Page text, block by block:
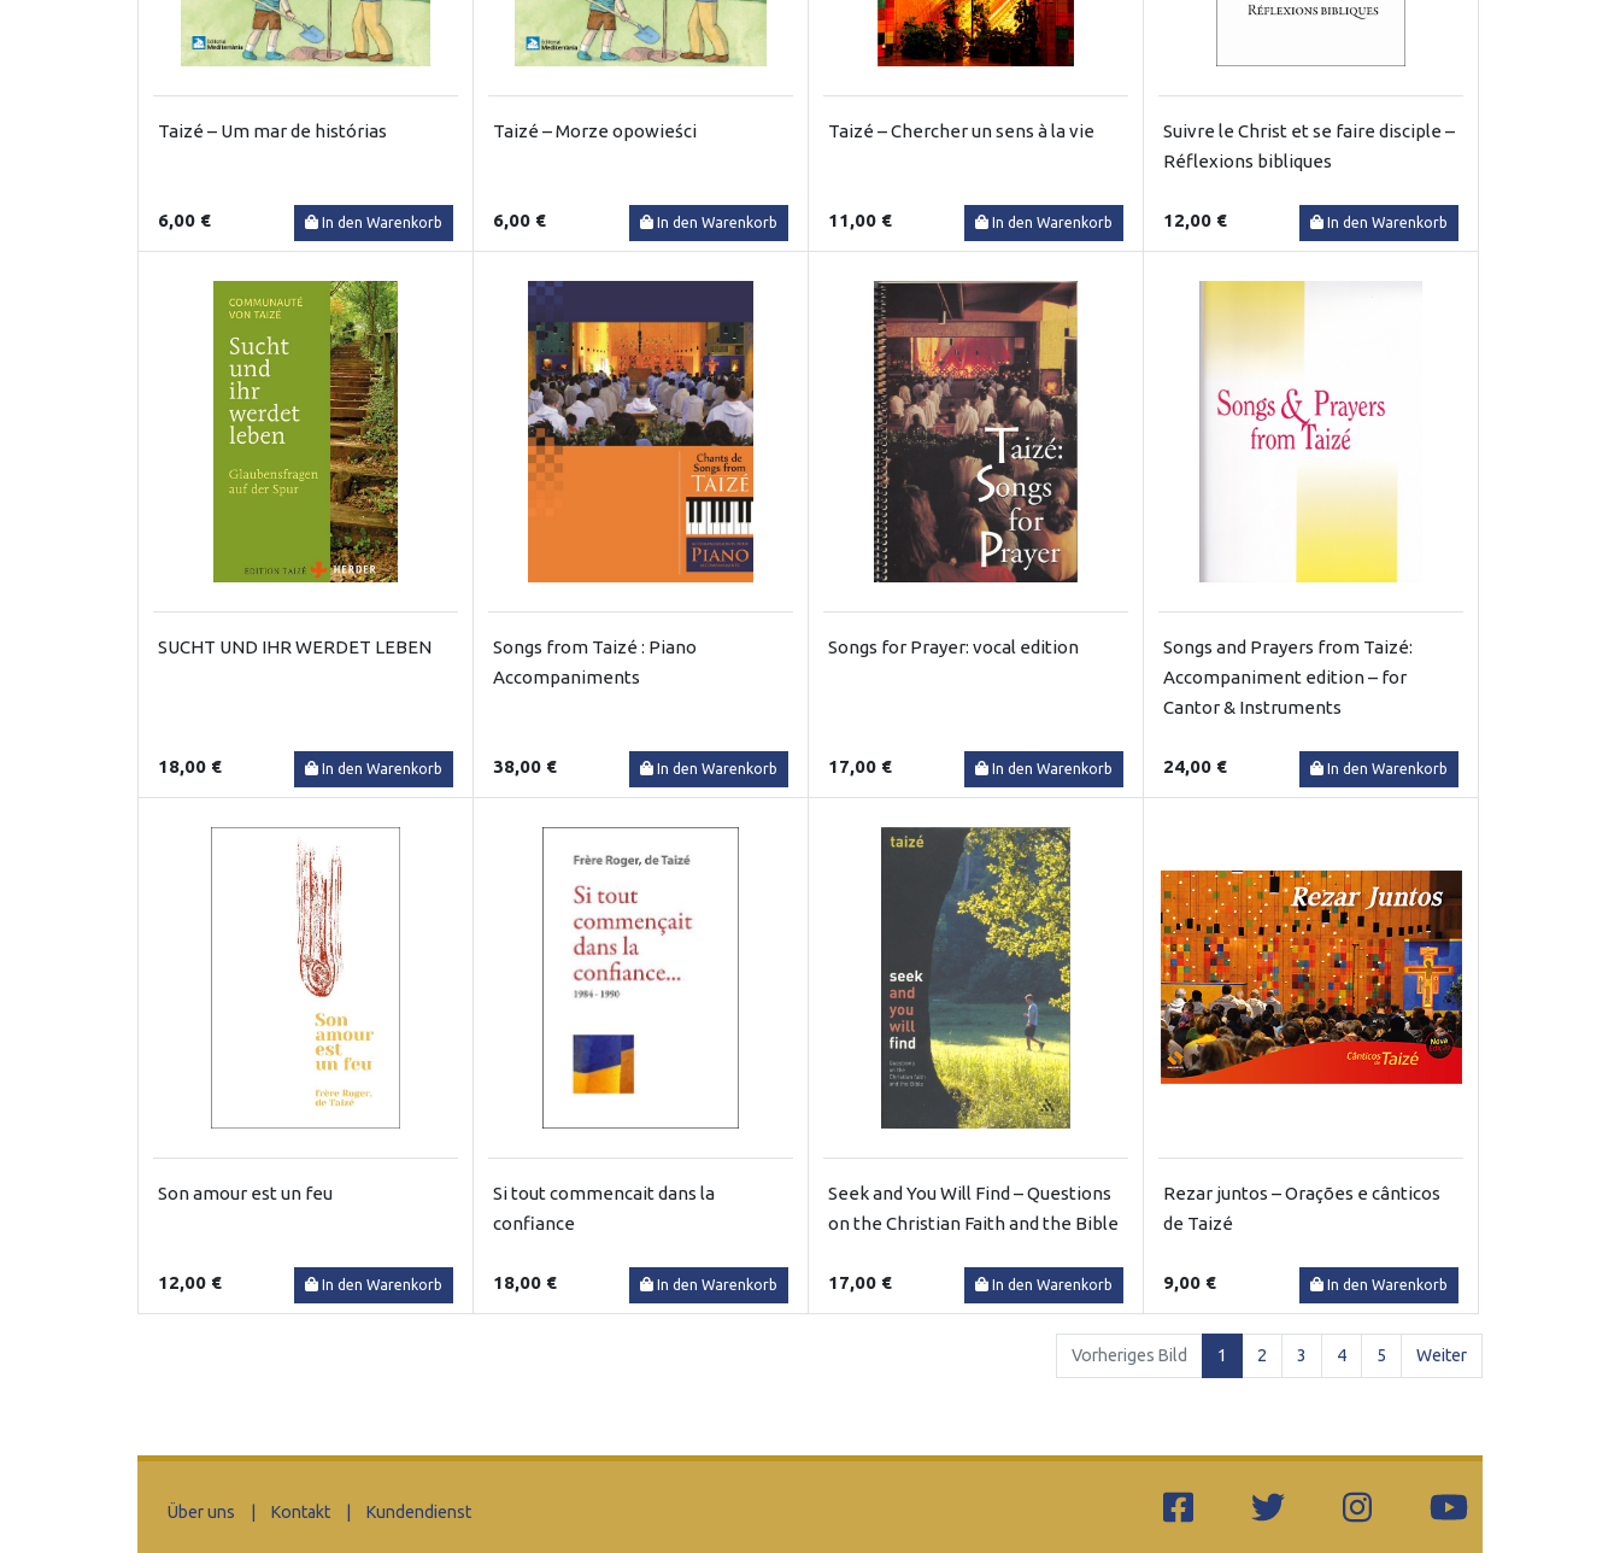
Taizé – Um mar de histórias
6,00 € In den Warenkorb
Taizé – Morze opowieści
6,00 € In den Warenkorb
Taizé – Chercher un sens à la vie
11,00 € In den Warenkorb
Suivre le Christ et se faire disciple –
Réflexions bibliques
12,00 € In den Warenkorb
SUCHT UND IHR WERDET LEBEN
18,00 € In den Warenkorb
Songs from Taizé : Piano
Accompaniments
38,00 € In den Warenkorb
Songs for Prayer: vocal edition
17,00 € In den Warenkorb
Songs and Prayers from Taizé:
Accompaniment edition – for
Cantor & Instruments
24,00 € In den Warenkorb
Son amour est un feu
12,00 € In den Warenkorb
Si tout commencait dans la
confiance
18,00 € In den Warenkorb
Seek and You Will Find – Questions
on the Christian Faith and the Bible
17,00 € In den Warenkorb
Rezar juntos – Orações e cânticos
de Taizé
9,00 € In den Warenkorb
Vorheriges Bild 1 (current)
2 3 4 5 Weiter
Über uns | Kontakt | Kundendienst